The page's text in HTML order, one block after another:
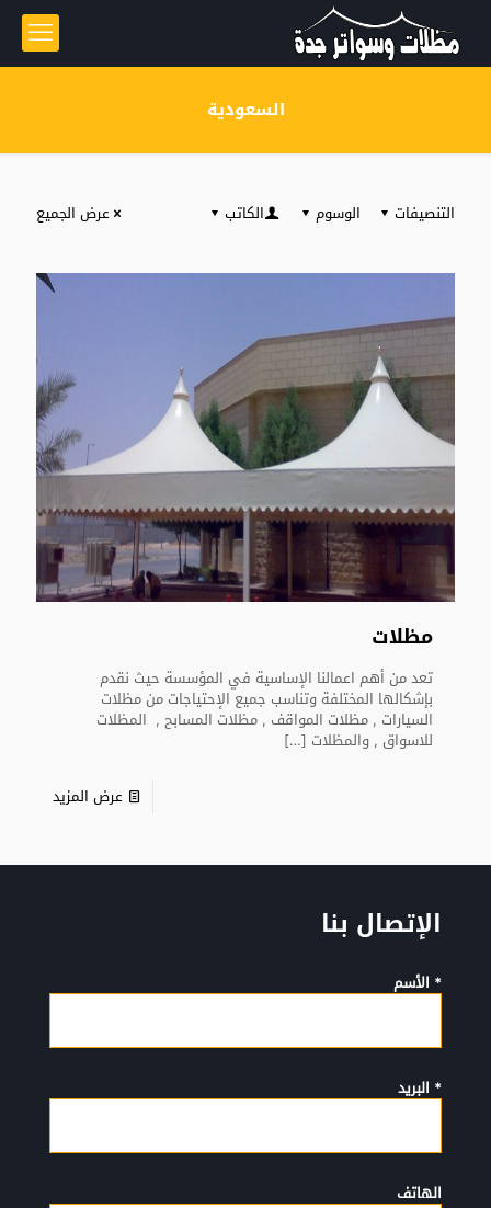
السعودية
التنصيفات الوسوم الكاتب عرض الجميع
مظلات
تعد من أهم اعمالنا الإساسية في المؤسسة حيث نقدم
بإشكالها المختلفة وتناسب جميع الإحتياجات من مظلات
السيارات , مظلات المواقف , مظلات المسابح , المظلات
للاسواق , والمظلات […]
عرض المزيد
الإتصال بنا
* الأسم
* البريد
الهاتف